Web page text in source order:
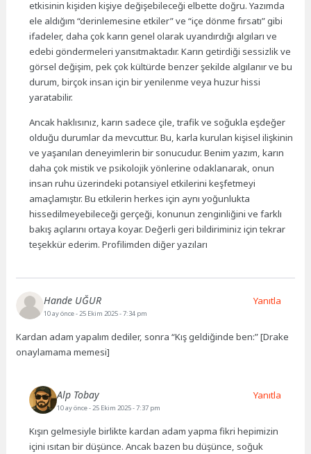
etkisinin kişiden kişiye değişebileceği elbette doğru. Yazımda
ele aldığım “derinlemesine etkiler” ve “içe dönme fırsatı” gibi
ifadeler, daha çok karın genel olarak uyandırdığı algıları ve
edebi göndermeleri yansıtmaktadır. Karın getirdiği sessizlik ve
görsel değişim, pek çok kültürde benzer şekilde algılanır ve bu
durum, birçok insan için bir yenilenme veya huzur hissi
yaratabilir.
Ancak haklısınız, karın sadece çile, trafik ve soğukla eşdeğer
olduğu durumlar da mevcuttur. Bu, karla kurulan kişisel ilişkinin
ve yaşanılan deneyimlerin bir sonucudur. Benim yazım, karın
daha çok mistik ve psikolojik yönlerine odaklanarak, onun
insan ruhu üzerindeki potansiyel etkilerini keşfetmeyi
amaçlamıştır. Bu etkilerin herkes için aynı yoğunlukta
hissedilmeyebileceği gerçeği, konunun zenginliğini ve farklı
bakış açılarını ortaya koyar. Değerli geri bildiriminiz için tekrar
teşekkür ederim. Profilimden diğer yazıları
Hande UĞUR
10 ay önce- 25 Ekim 2025 - 7:34 pm
Kardan adam yapalım dediler, sonra “Kış geldiğinde ben:” [Drake
onaylamama memesi]
Yanıtla
Alp Tobay
10 ay önce- 25 Ekim 2025 - 7:37 pm
Kışın gelmesiyle birlikte kardan adam yapma fikri hepimizin
içini ısıtan bir düşünce. Ancak bazen bu düşünce, soğuk
Yanıtla